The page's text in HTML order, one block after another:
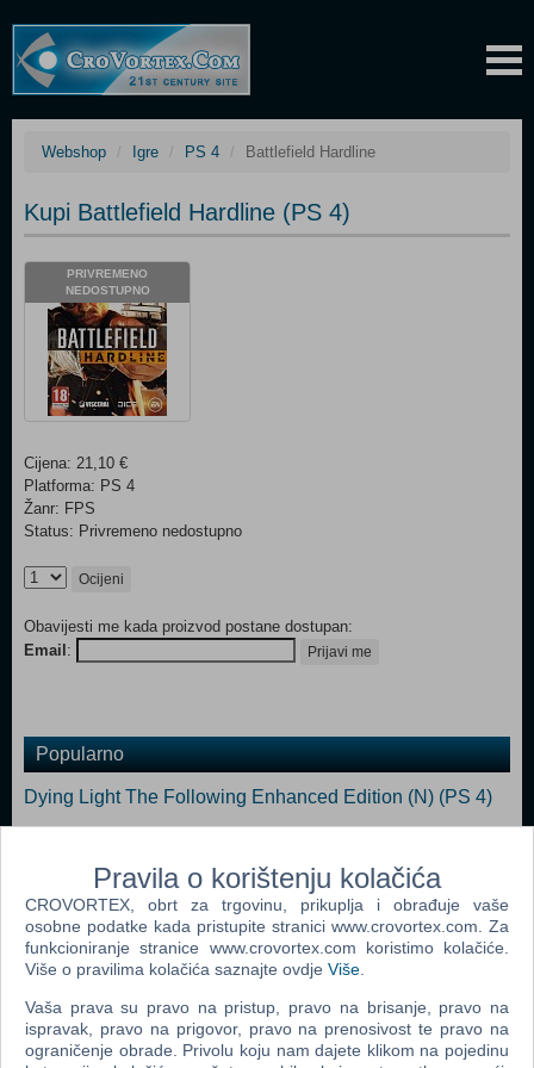
Webshop Igre PS 4 Battlefield Hardline
Kupi Battlefield Hardline (PS 4)
PRIVREMENO
NEDOSTUPNO
Cijena: 21,10 €
Platforma: PS 4
Žanr: FPS
Status: Privremeno nedostupno
Ocijeni
Obavijesti me kada proizvod postane dostupan:
Email : Prijavi me
Popularno
Dying Light The Following Enhanced Edition (N) (PS 4)
Bioshock The Collection (PS 4)
Battlefield 4 (PS 4)
Far Cry 4 limited edition (PS 4)
Pravila o korištenju kolačića
CROVORTEX, obrt za trgovinu, prikuplja i obrađuje vaše
osobne podatke kada pristupite stranici www.crovortex.com. Za
funkcioniranje stranice www.crovortex.com koristimo kolačiće.
Više o pravilima kolačića saznajte ovdje Više
Vaša prava su pravo na pristup, pravo na brisanje, pravo na
ispravak, pravo na prigovor, pravo na prenosivost te pravo na
ograničenje obrade. Privolu koju nam dajete klikom na pojedinu